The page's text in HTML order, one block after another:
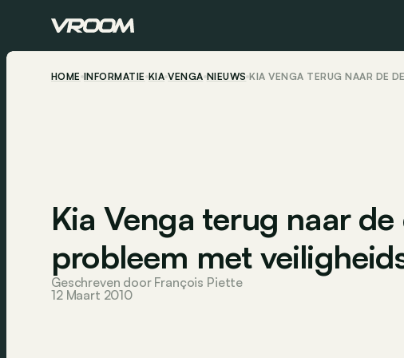
HOME INFORMATIE KIA VENGA NIEUWS KIA VENGA TERUG NAAR DE
Kia Venga terug naar
probleem met
Geschreven door François Piette
12 Maart 2010